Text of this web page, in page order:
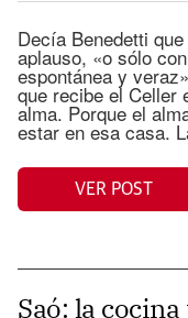
Decía Benedetti
aplauso, «o sólo
espontánea y
que recibe el Celler
alma. Porque el
estar en esa casa.
VER POST
Saó: la